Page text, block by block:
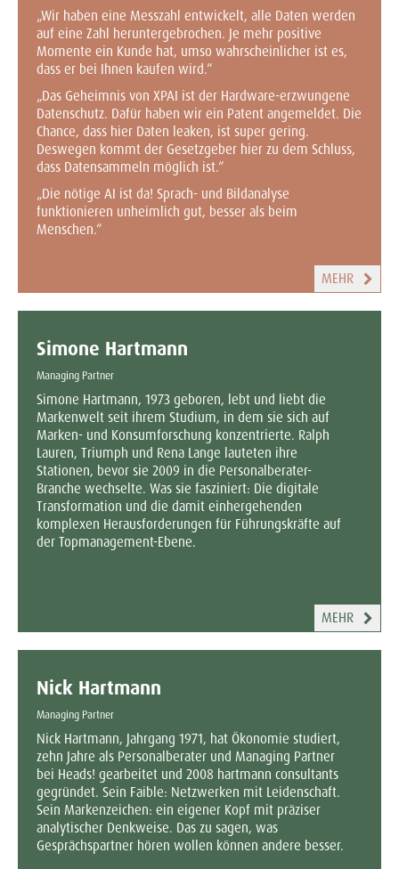
„Wir haben eine Messzahl entwickelt, alle Daten werden
auf eine Zahl heruntergebrochen. Je mehr positive
Momente ein Kunde hat, umso wahrscheinlicher ist es,
dass er bei Ihnen kaufen wird.“
„Das Geheimnis von XPAI ist der Hardware-erzwungene
Datenschutz. Dafür haben wir ein Patent angemeldet. Die
Chance, dass hier Daten leaken, ist super gering.
Deswegen kommt der Gesetzgeber hier zu dem Schluss,
dass Datensammeln möglich ist.“
„Die nötige AI ist da! Sprach- und Bildanalyse
funktionieren unheimlich gut, besser als beim
Menschen.“
MEHR
Simone Hartmann
Managing Partner
Simone Hartmann, 1973 geboren, lebt und liebt die
Markenwelt seit ihrem Studium, in dem sie sich auf
Marken- und Konsumforschung konzentrierte. Ralph
Lauren, Triumph und Rena Lange lauteten ihre
Stationen, bevor sie 2009 in die Personalberater-
Branche wechselte. Was sie fasziniert: Die digitale
Transformation und die damit einhergehenden
komplexen Herausforderungen für Führungskräfte auf
der Topmanagement-Ebene.
MEHR
Nick Hartmann
Managing Partner
Nick Hartmann, Jahrgang 1971, hat Ökonomie studiert,
zehn Jahre als Personalberater und Managing Partner
bei Heads! gearbeitet und 2008 hartmann consultants
gegründet. Sein Faible: Netzwerken mit Leidenschaft.
Sein Markenzeichen: ein eigener Kopf mit präziser
analytischer Denkweise. Das zu sagen, was
Gesprächspartner hören wollen können andere besser.